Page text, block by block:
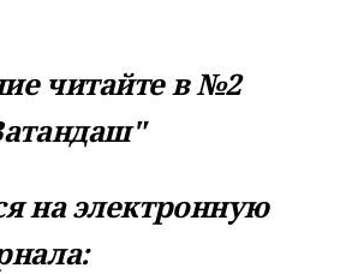
читайте в №2
на электронную